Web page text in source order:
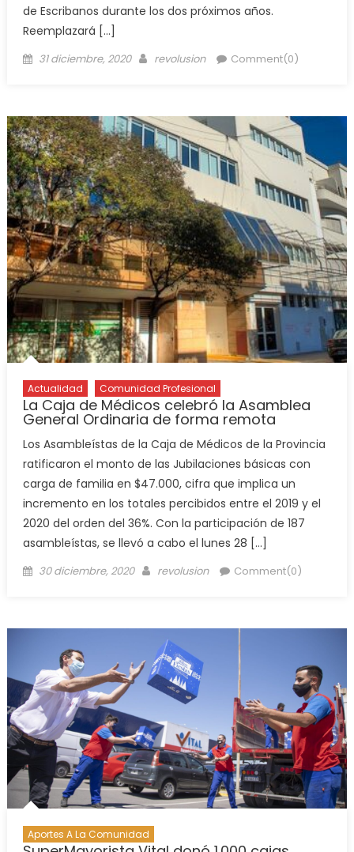
de Escribanos durante los dos próximos años.
Reemplazará […]
31 diciembre, 2020 revolusion Comment(0)
Actualidad Comunidad Profesional
La Caja de Médicos celebró la Asamblea
General Ordinaria de forma remota
Los Asambleístas de la Caja de Médicos de la Provincia
ratificaron el monto de las Jubilaciones básicas con
carga de familia en $47.000, cifra que implica un
incremento en los totales percibidos entre el 2019 y el
2020 del orden del 36%. Con la participación de 187
asambleístas, se llevó a cabo el lunes 28 […]
30 diciembre, 2020 revolusion Comment(0)
Aportes A La Comunidad